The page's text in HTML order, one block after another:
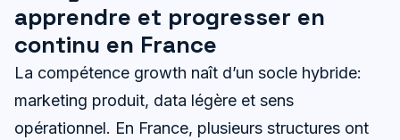
apprendre et progresser en
continu en France
La compétence growth naît d’un socle hybride:
marketing produit, data légère et sens
opérationnel. En France, plusieurs structures ont